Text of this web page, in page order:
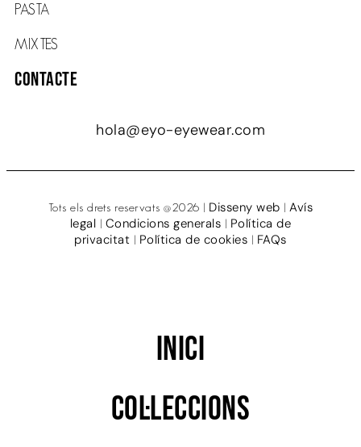
PASTA
MIXTES
Contacte
hola@eyo-eyewear.com
Tots els drets reservats @2026 | Disseny web | Avís
legal | Condicions generals | Política de
privacitat | Política de cookies | FAQs
Inici
Col·leccions